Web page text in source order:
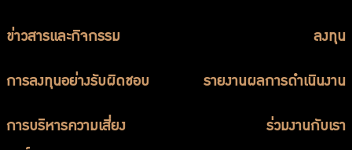
ข่าวสารและกิจกรรม ลงทุน
การลงทุนอย่างรับผิดชอบ รายงานผลการดำเนินงาน
การบริหารความเสี่ยง ร่วมงานกับเรา